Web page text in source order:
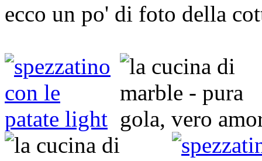
ecco un po' di foto della